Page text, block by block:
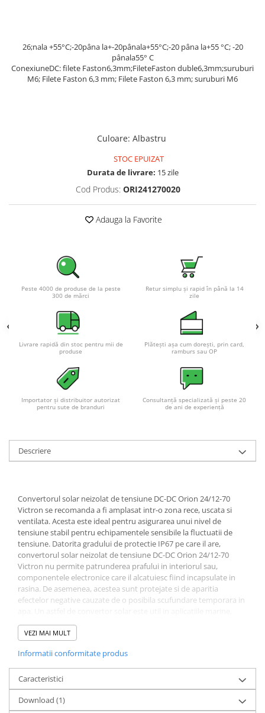
Statii de incarcare vehicule
Statii de incarcare
Turbine eoliene pentru casă
Acumulatori VRLA AGM/GEL /
Baterii si acumulatori gel si VRLA
Acumulatori Moto, ATV
GEL
SLA AGM (Sealed Lead Acid)
Deep Cycle - Tractiune/Semi-
Marine & Caravan
APC
Sisteme de management (BMS)
Redresoare, incarcatoare si testere
Surse UPS
UPS pentru centrale termice si
sisteme de urgenta - acumulator
extern
UPS Calculatoare si Servere
UPS Trifazat
Stabilizatoare Tensiune
PDUs unitati de distributie a
Cabinete baterii
Acumulatori UPS
Drumetii / Camping
Accesorii
Frigidere portabile
26;nala +55°C;-20pâna la+-20pânala+55°C;-20 pâna la+55 °C; -20
pânala55° C
ConexiuneDC: filete Faston6,3mm;FileteFaston duble6,3mm;suruburi
M6; Filete Faston 6,3 mm; Filete Faston 6,3 mm; suruburi M6
Culoare: Albastru
STOC EPUIZAT
Durata de livrare: 15 zile
Cod Produs: ORI241270020
Adauga la Favorite
Peste 4000 de produse de la peste
300 de mărci
Retur simplu și rapid în până la 14
zile
Livrare rapidă din stoc pentru mii de
produse
Plătești așa cum dorești, prin card,
ramburs sau OP
Importator și distribuitor autorizat
pentru sute de branduri
Consultanță specializată și peste 20
de ani de experiență
Descriere
Convertorul solar neizolat de tensiune DC-DC Orion 24/12-70
Victron se recomanda a fi amplasat intr-o zona rece, uscata si
ventilata. Acesta este ideal pentru asigurarea unui nivel de
tensiune stabil pentru echipamentele sensibile la fluctuatii de
tensiune. Datorita gradului de protectie IP67 pe care il are,
convertorul solar neizolat de tensiune DC-DC Orion 24/12-70
Victron nu permite patrunderea prafului in interiorul sau,
componentele electronice care il alcatuiesc fiind incapsulate in
rasina. De asemenea, acestea sunt protejate si de aparitia
efectelor negative cauzate de o posibila scufundare temporara in
solare si automotive
Telecomanda on-off elimina necesitatea unui comutator de mare
curent în cablajul de intrare. Telecomanda pornit-oprit poate fi
actionata cu un întrerupator de putere redusa sau, de exemplu,
cu întrerupatorul de pornire / oprire a motorului (vezi manualul).
VEZI MAI MULT
Informatii conformitate produs
Caracteristici
Download (1)